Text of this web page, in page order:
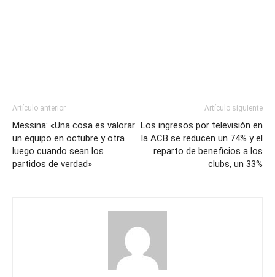
Artículo anterior
Messina: «Una cosa es valorar
un equipo en octubre y otra
luego cuando sean los
partidos de verdad»
Artículo siguiente
Los ingresos por televisión en
la ACB se reducen un 74% y el
reparto de beneficios a los
clubs, un 33%